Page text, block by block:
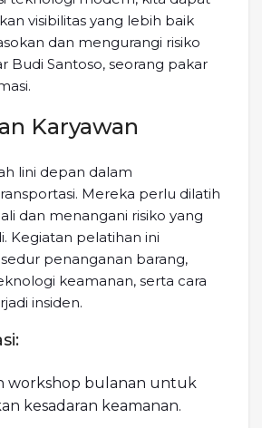
visibilitas yang lebih baik
dan mengurangi risiko
Budi Santoso, seorang pakar
Karyawan
lini depan dalam
Mereka perlu dilatih
dan menangani risiko yang
Kegiatan pelatihan ini
penanganan barang,
keamanan, serta cara
insiden.
workshop bulanan untuk
kesadaran keamanan.